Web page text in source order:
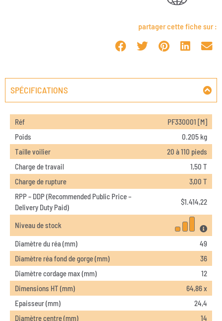
partager cette fiche sur :
SPÉCIFICATIONS
Réf
PF330001 [M]
Poids
0.205 kg
Taille voilier
20 à 110 pieds
Charge de travail
1,50 T
Charge de rupture
3,00 T
RPP – DDP (Recommended Public Price –
Delivery Duty Paid)
$1.414,22
Niveau de stock
Diamètre du réa (mm)
49
Diamètre réa fond de gorge (mm)
36
Diamètre cordage max (mm)
12
Dimensions HT (mm)
64,86 x
Epaisseur (mm)
24,4
Diamètre centre (mm)
14